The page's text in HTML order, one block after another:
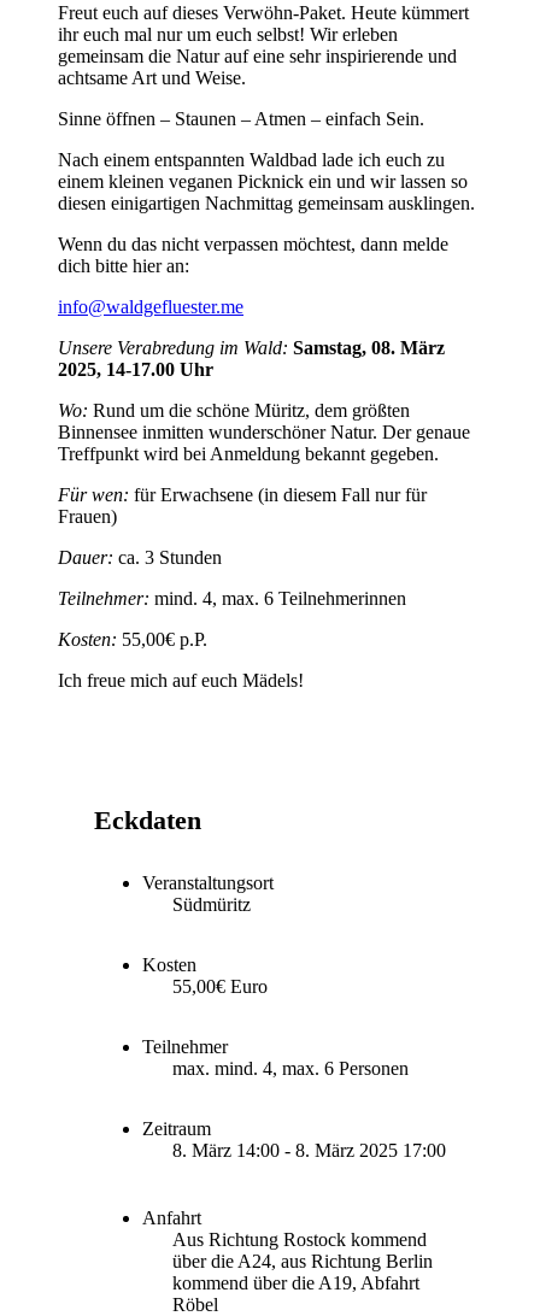
Freut euch auf dieses Verwöhn-Paket. Heute kümmert
ihr euch mal nur um euch selbst! Wir erleben
gemeinsam die Natur auf eine sehr inspirierende und
achtsame Art und Weise.
Sinne öffnen – Staunen – Atmen – einfach Sein.
Nach einem entspannten Waldbad lade ich euch zu
einem kleinen veganen Picknick ein und wir lassen so
diesen einigartigen Nachmittag gemeinsam ausklingen.
Wenn du das nicht verpassen möchtest, dann melde
dich bitte hier an:
info@waldgefluester.me
Unsere Verabredung im Wald: Samstag, 08. März
2025, 14-17.00 Uhr
Wo: Rund um die schöne Müritz, dem größten
Binnensee inmitten wunderschöner Natur. Der genaue
Treffpunkt wird bei Anmeldung bekannt gegeben.
Für wen: für Erwachsene (in diesem Fall nur für
Frauen)
Dauer: ca. 3 Stunden
Teilnehmer: mind. 4, max. 6 Teilnehmerinnen
Kosten: 55,00€ p.P.
Ich freue mich auf euch Mädels!
Eckdaten
Veranstaltungsort
Südmüritz
Kosten
55,00€ Euro
Teilnehmer
max. mind. 4, max. 6 Personen
Zeitraum
8. März 14:00 - 8. März 2025 17:00
Anfahrt
Aus Richtung Rostock kommend
über die A24, aus Richtung Berlin
kommend über die A19, Abfahrt
Röbel